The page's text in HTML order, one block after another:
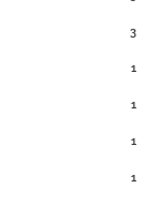
3
1
1
1
1